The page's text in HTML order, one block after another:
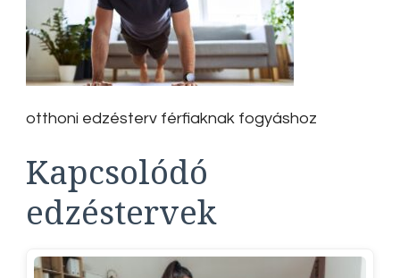
otthoni edzésterv férfiaknak fogyáshoz
Kapcsolódó
edzéstervek